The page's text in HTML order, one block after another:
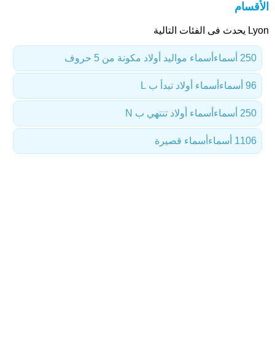
الأقسام
Lyon يحدث فى الفئات التالية
أسماء مواليد أولاد مكونة من 5 حروف 250 أسماء
أسماء أولاد تبدأ ب L 96 أسماء
أسماء أولاد تنتهي ب N 250 أسماء
أسماء قصيرة 1106 أسماء